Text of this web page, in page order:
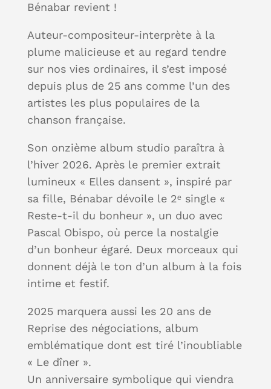
Bénabar revient !
Auteur-compositeur-interprète à la
plume malicieuse et au regard tendre
sur nos vies ordinaires, il s’est imposé
depuis plus de 25 ans comme l’un des
artistes les plus populaires de la
chanson française.
Son onzième album studio paraîtra à
l’hiver 2026. Après le premier extrait
lumineux « Elles dansent », inspiré par
sa fille, Bénabar dévoile le 2ᵉ single «
Reste‑t‑il du bonheur », un duo avec
Pascal Obispo, où perce la nostalgie
d’un bonheur égaré. Deux morceaux qui
donnent déjà le ton d’un album à la fois
intime et festif.
2025 marquera aussi les 20 ans de
Reprise des négociations, album
emblématique dont est tiré l’inoubliable
« Le dîner ».
Un anniversaire symbolique qui viendra